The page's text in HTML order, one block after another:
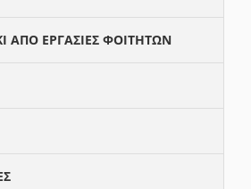
ΑΠΟ ΕΡΓΑΣΙΕΣ ΦΟΙΤΗΤΩΝ